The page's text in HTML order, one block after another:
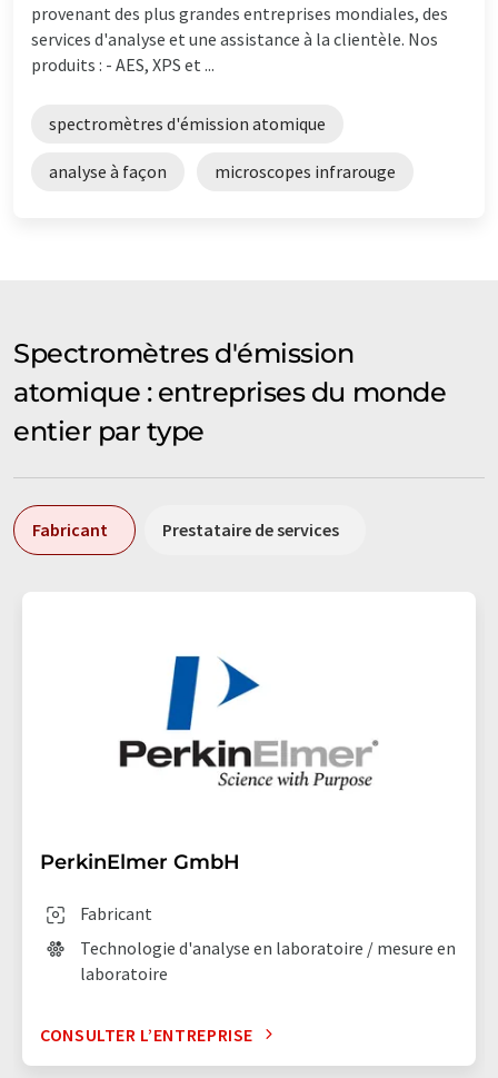
provenant des plus grandes entreprises mondiales, des
services d'analyse et une assistance à la clientèle. Nos
produits : - AES, XPS et ...
spectromètres d'émission atomique
analyse à façon microscopes infrarouge
Spectromètres d'émission
atomique : entreprises du monde
entier par type
Fabricant Prestataire de services
PerkinElmer GmbH
Fabricant
Technologie d'analyse en laboratoire / mesure en
laboratoire
CONSULTER L’ENTREPRISE